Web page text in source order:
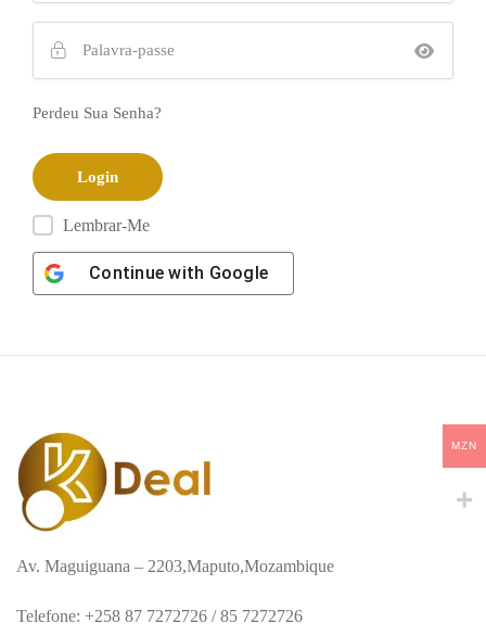
Perdeu Sua Senha?
Lembrar-Me
Continue with Google
Av. Maguiguana – 2203,Maputo,Mozambique
Telefone: +258 87 7272726 / 85 7272726
MZN